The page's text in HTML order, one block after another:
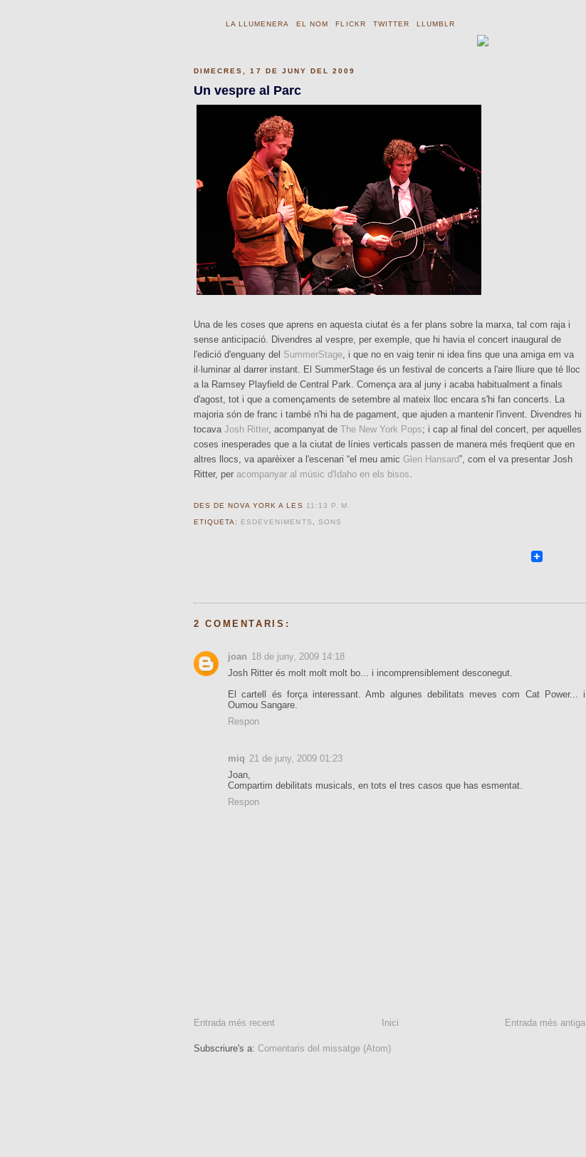
LA LLUMENERA EL NOM FLICKR TWITTER LLUMBLR
DIMECRES, 17 DE JUNY DEL 2009
Un vespre al Parc
Una de les coses que aprens en aquesta ciutat és a fer plans sobre la marxa, tal com raja i
sense anticipació. Divendres al vespre, per exemple, que hi havia el concert inaugural de
l'edició d'enguany del SummerStage, i que no en vaig tenir ni idea fins que una amiga em va
il·luminar al darrer instant. El SummerStage és un festival de concerts a l'aire lliure que té lloc
a la Ramsey Playfield de Central Park. Comença ara al juny i acaba habitualment a finals
d'agost, tot i que a començaments de setembre al mateix lloc encara s'hi fan concerts. La
majoria són de franc i també n'hi ha de pagament, que ajuden a mantenir l'invent. Divendres hi
tocava Josh Ritter, acompanyat de The New York Pops; i cap al final del concert, per aquelles
coses inesperades que a la ciutat de línies verticals passen de manera més freqüent que en
altres llocs, va aparèixer a l'escenari “el meu amic Glen Hansard”, com el va presentar Josh
Ritter, per acompanyar al músic d'Idaho en els bisos.
DES DE NOVA YORK A LES 11:13 P. M.
ETIQUETA: ESDEVENIMENTS , SONS
2 COMENTARIS:
joan 18 de juny, 2009 14:18
Josh Ritter és molt molt molt bo... i incomprensiblement desconegut.
El cartell és força interessant. Amb algunes debilitats meves com Cat Power... i
Oumou Sangare.
Respon
miq 21 de juny, 2009 01:23
Joan,
Compartim debilitats musicals, en tots el tres casos que has esmentat.
Respon
Entrada més recent Entrada més antiga
Inici
Subscriure's a: Comentaris del missatge (Atom)